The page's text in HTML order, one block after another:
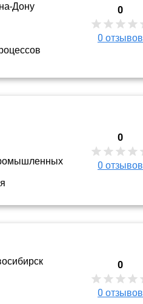
Дону
0
0 отзывов
0
0 отзывов
0
0 отзывов